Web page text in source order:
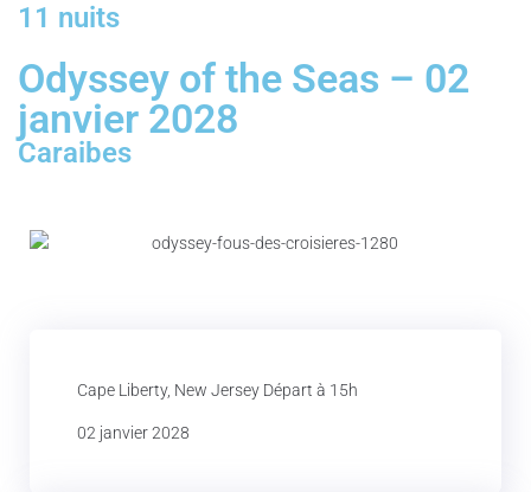
11 nuits
Odyssey of the Seas – 02
janvier 2028
Caraibes
Cape Liberty, New Jersey Départ à 15h
02 janvier 2028